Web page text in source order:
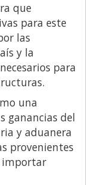
que
para este
las
y la
para
una
ganancias del
y aduanera
provenientes
importar